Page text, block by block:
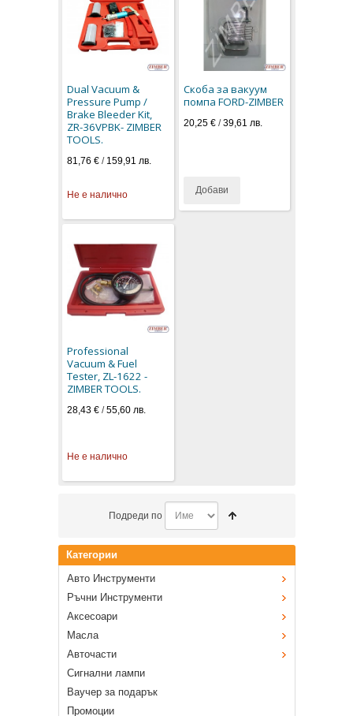
Dual Vacuum &
Pressure Pump /
Brake Bleeder Kit,
ZR-36VPBK- ZIMBER
TOOLS.
81,76 € / 159,91 лв.
Не е налично
Скоба за вакуум
помпа FORD-ZIMBER
20,25 €/39,61 лв.
Добави
Professional
Vacuum & Fuel
Tester, ZL-1622 -
ZIMBER TOOLS.
28,43 € /55,60 лв.
Не е налично
Подреди по
Категории
Авто Инструменти
Ръчни Инструменти
Аксесоари
Масла
Авточасти
Сигнални лампи
Ваучер за подарък
Промоции